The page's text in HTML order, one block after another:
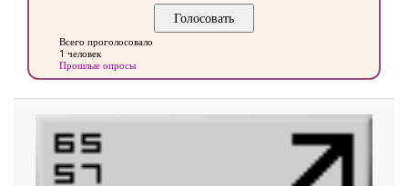
Всего проголосовало
1 человек
Прошлые опросы